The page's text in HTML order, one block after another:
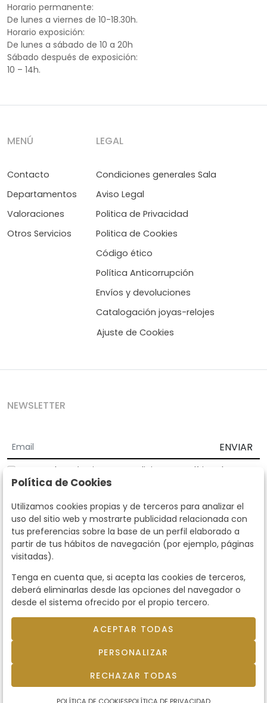
Horario permanente:
De lunes a viernes de 10-18.30h.
Horario exposición:
De lunes a sábado de 10 a 20h
Sábado después de exposición:
10 – 14h.
MENÚ
Contacto
Departamentos
Valoraciones
Otros Servicios
LEGAL
Condiciones generales Sala
Aviso Legal
Politica de Privacidad
Politica de Cookies
Código ético
Política Anticorrupción
Envíos y devoluciones
Catalogación joyas-relojes
Ajuste de Cookies
NEWSLETTER
ENVIAR
Acepto los Términos y Condiciones
Política de
privacidad
Según la LOPD y disposiciones de desarrollo, informamos que sus
datos personales serán tratados por parte de Subastas Segre con la
finalidad de gestionar la relación comercial. Puede ejercitar los
derechos de acceso, rectificación, cancelación, oposición y demás
derechos en los términos establecidos en la normativa vigente
dirigiéndote a nosotros. Asimismo, nos puede solicitar el envío de
llamando al teléfono 915159584 o enviando un e-mail a
info@subastassegre.es
Este sitio está protegido por reCAPTCHA y se aplican la
Términos de servicio de Google.
© 2026
Desarrollado por Labelgrup Networks.
Política de Cookies
Utilizamos cookies propias y de terceros para analizar el
uso del sitio web y mostrarte publicidad relacionada con
tus preferencias sobre la base de un perfil elaborado a
partir de tus hábitos de navegación (por ejemplo, páginas
visitadas).
Tenga en cuenta que, si acepta las cookies de terceros,
deberá eliminarlas desde las opciones del navegador o
desde el sistema ofrecido por el propio tercero.
ACEPTAR TODAS
PERSONALIZAR
RECHAZAR TODAS